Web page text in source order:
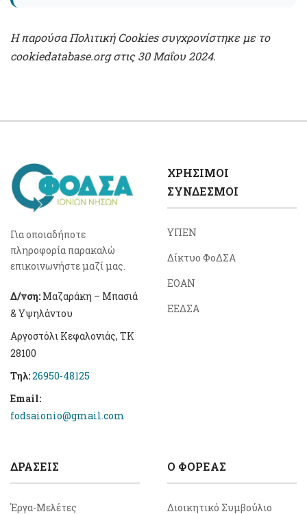
Η παρούσα Πολιτική Cookies συγχρονίστηκε με το
cookiedatabase.org στις 30 Μαΐου 2024.
Για οποιαδήποτε
πληροφορία παρακαλώ
επικοινωνήστε μαζί μας.
Δ/νση: Μαζαράκη – Μπασιά
& Υψηλάντου
Αργοστόλι Κεφαλονιάς, ΤΚ
28100
Τηλ:26950-48125
Email:
fodsaionio@gmail.com
ΧΡΉΣΙΜΟΙ
ΣΎΝΔΕΣΜΟΙ
ΥΠΕΝ
Δίκτυο ΦοΔΣΑ
ΕΟΑΝ
ΕΕΔΣΑ
ΔΡΆΣΕΙΣ
Έργα-Μελέτες
Ο ΦΟΡΕΑΣ
Διοικητικό Συμβούλιο